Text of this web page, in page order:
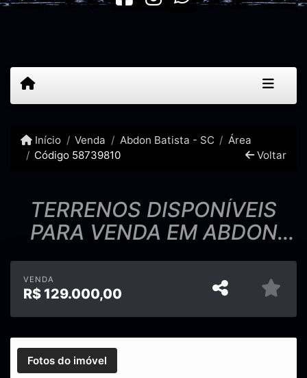
Início Venda Abdon Batista - SC
Área
Código 58739810
Voltar
TERRENOS DISPONÍVEIS
PARA VENDA EM ABDON
BATISTA
VENDA
R$ 129.000,00
Fotos do imóvel